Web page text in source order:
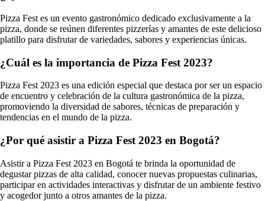
Pizza Fest es un evento gastronómico dedicado exclusivamente a la
pizza, donde se reúnen diferentes pizzerías y amantes de este delicioso
platillo para disfrutar de variedades, sabores y experiencias únicas.
¿Cuál es la importancia de Pizza Fest 2023?
Pizza Fest 2023 es una edición especial que destaca por ser un espacio
de encuentro y celebración de la cultura gastronómica de la pizza,
promoviendo la diversidad de sabores, técnicas de preparación y
tendencias en el mundo de la pizza.
¿Por qué asistir a Pizza Fest 2023 en Bogotá?
Asistir a Pizza Fest 2023 en Bogotá te brinda la oportunidad de
degustar pizzas de alta calidad, conocer nuevas propuestas culinarias,
participar en actividades interactivas y disfrutar de un ambiente festivo
y acogedor junto a otros amantes de la pizza.